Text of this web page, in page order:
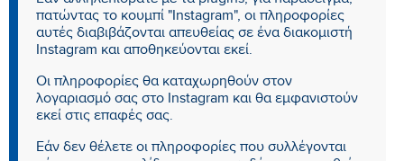
πατώντας το κουμπί "Instagram", οι πληροφορίες
αυτές διαβιβάζονται απευθείας σε ένα διακομιστή
Instagram και αποθηκεύονται εκεί.
Οι πληροφορίες θα καταχωρηθούν στον
λογαριασμό σας στο Instagram και θα εμφανιστούν
εκεί στις επαφές σας.
Εάν δεν θέλετε οι πληροφορίες που συλλέγονται